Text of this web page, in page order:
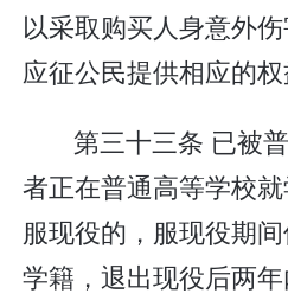
以采取购买人身意外
应征公民提供相应的权
第三十三条 已被
者正在普通高等学校
服现役的，服现役期
学籍，退出现役后两